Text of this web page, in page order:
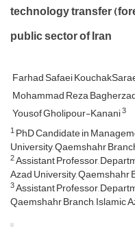
technology transfer
public sector of Iran
Farhad Safaei
Mohammad Reza
Yousof Gholipour-Kanani3
1PhD Candidate in
University, Qaemshahr
2Assistant Professor,
Azad University, Qaemshahr
3Assistant Professor,
Qaemshahr Branch, Islamic